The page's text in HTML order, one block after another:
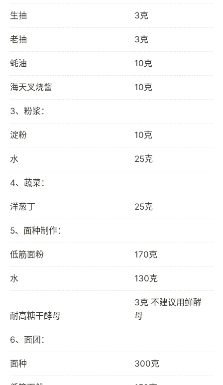
生抽 3克
老抽 3克
蚝油 10克
海天叉烧酱 10克
3、粉浆：
淀粉 10克
水 25克
4、蔬菜：
洋葱丁 25克
5、面种制作：
低筋面粉 170克
水 130克
耐高糖干酵母
3克 不建议用鲜酵
母
6、面团：
面种 300克